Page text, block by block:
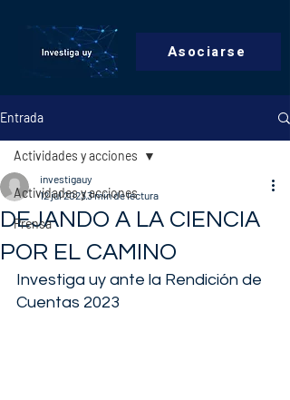
Asociarse
Entrada
Actividades y acciones
Prensa
Actividades y acciones
DEJANDO A LA CIENCIA
POR EL CAMINO
investigauy
12 jul 20233 min de lectura
Investiga uy ante la Rendición de
Cuentas 2023